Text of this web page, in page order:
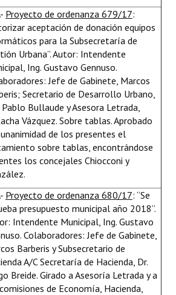
Proyecto de ordenanza 679/17:
aceptación de donación equipos
para la Subsecretaría de
Urbana”. Autor: Intendente
Ing. Gustavo Gennuso.
Jefe de Gabinete, Marcos
Secretario de Desarrollo Urbano,
Pablo Bullaude y Asesora Letrada,
Vázquez. Sobre tablas. Aprobado
de los presentes el
sobre tablas, encontrándose
los concejales Chiocconi y
Proyecto de ordenanza 680/17: “Se
presupuesto municipal año 2018”.
Intendente Municipal, Ing. Gustavo
Colaboradores: Jefe de Gabinete,
Barberis y Subsecretario de
A/C Secretaría de Hacienda, Dr.
Breide. Girado a Asesoría Letrada y a
de Economía, Hacienda,